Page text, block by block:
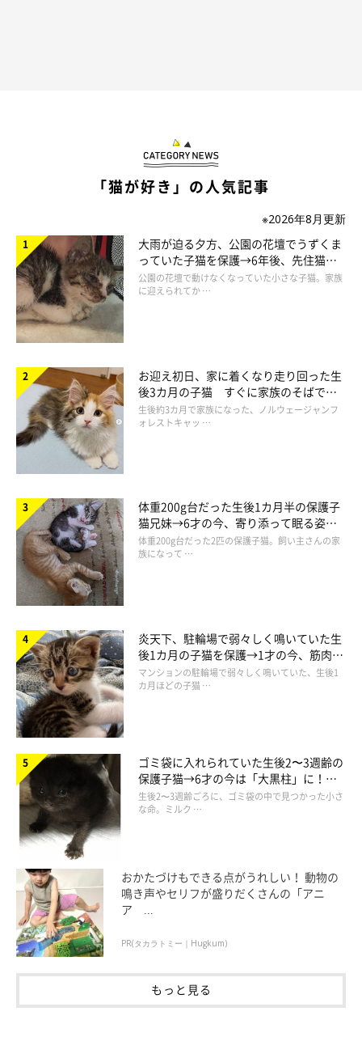
この投稿には、Instagramユーザーさんから
可愛いすぎます」「かわいい〜 うんうん！入れてるよ」「我が
家の猫ちゃんも、大小お構いなく段ボールの箱が大好きです。な
などのコメントが寄せられて
いました。
この投稿をInstagramで見る
あおあおブリ(@aoaobri)がシェアした投稿
「猫が好き」の人気記事
※2026年8月更新
大雨が迫る夕方、公園の花壇でうずくま
っていた子猫を保護→6年後、先住猫
と“姉妹”のような関係に
公園の花壇で動けなくなっていた小さな子猫。家族
に迎えられてか …
お迎え初日、家に着くなり走り回った生
後3カ月の子猫 すぐに家族のそばで落
ち着く姿に「迎えてよかった」
生後約3カ月で家族になった、ノルウェージャンフ
ォレストキャッ …
体重200g台だった生後1カ月半の保護子
猫兄妹→6才の今、寄り添って眠る姿に
ほっこり！
体重200g台だった2匹の保護子猫。飼い主さんの家
族になって …
炎天下、駐輪場で弱々しく鳴いていた生
後1カ月の子猫を保護→1才の今、筋肉質
でツンデレなコに成長
マンションの駐輪場で弱々しく鳴いていた、生後1
カ月ほどの子猫 …
ゴミ袋に入れられていた生後2〜3週齢の
保護子猫→6才の今は「大黒柱」に！
美しい黒猫に成長した姿にグッとくる
生後2〜3週齢ごろに、ゴミ袋の中で見つかった小さ
な命。ミルク …
おかたづけもできる点がうれしい！ 動物の
鳴き声やセリフが盛りだくさんの「アニ
ア ...
PR(タカラトミー｜Hugkum)
もっと見る